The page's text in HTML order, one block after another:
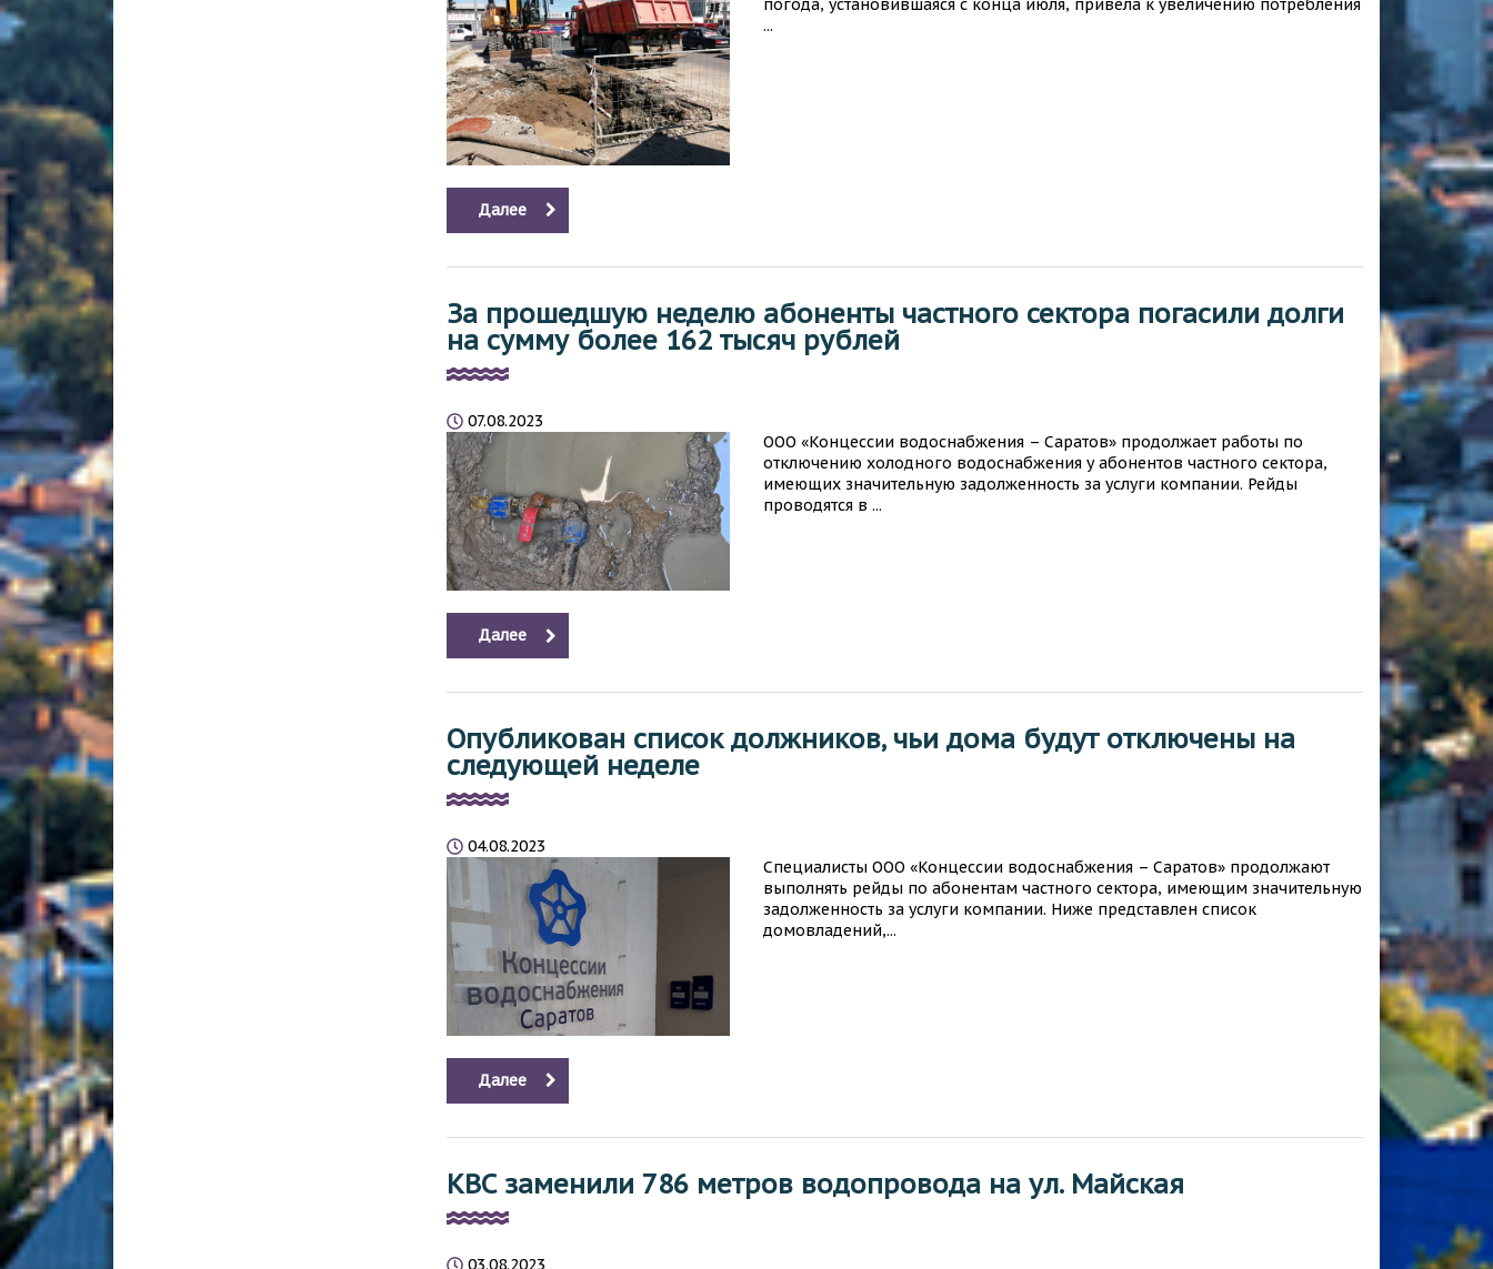
погода, установившаяся с конца июля, привела к увеличению потребления
...
Далее
За прошедшую неделю абоненты частного сектора погасили долги
на сумму более 162 тысяч рублей
07.08.2023
ООО «Концессии водоснабжения – Саратов» продолжает работы по
отключению холодного водоснабжения у абонентов частного сектора,
имеющих значительную задолженность за услуги компании. Рейды
проводятся в ...
Далее
Опубликован список должников, чьи дома будут отключены на
следующей неделе
04.08.2023
Специалисты ООО «Концессии водоснабжения – Саратов» продолжают
выполнять рейды по абонентам частного сектора, имеющим значительную
задолженность за услуги компании. Ниже представлен список
домовладений,...
Далее
КВС заменили 786 метров водопровода на ул. Майская
03.08.2023